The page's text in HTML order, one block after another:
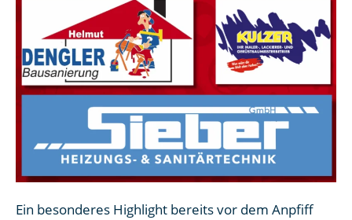
Ein besonderes Highlight bereits vor dem Anpfiff